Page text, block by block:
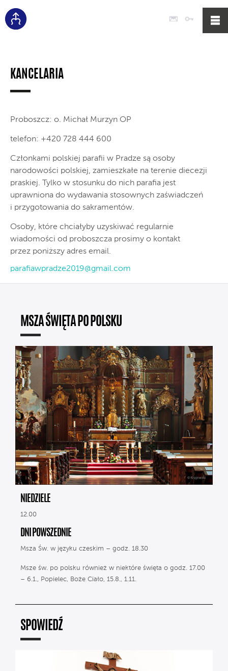
Poczta
KANCELARIA
Proboszcz: o. Michał Murzyn OP
telefon: +420 728 444 600
Członkami polskiej parafii w Pradze są osoby
narodowości polskiej, zamieszkałe na terenie diecezji
praskiej. Tylko w stosunku do nich parafia jest
uprawniona do wydawania stosownych zaświadczeń
i przygotowania do sakramentów.
Osoby, które chciałyby uzyskiwać regularnie
wiadomości od proboszcza prosimy o kontakt
przez poniższy adres email.
parafiawpradze2019@gmail.com
MSZA ŚWIĘTA PO POLSKU
NIEDZIELE
12.00
DNI POWSZEDNIE
Msza Św. w języku czeskim – godz. 18.30
Msze św. po polsku również w niektóre święta o godz. 17.00
– 6.1., Popielec, Boże Ciało, 15.8., 1.11.
SPOWIEDŹ